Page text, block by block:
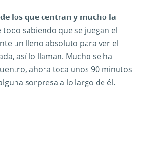
los que centran y mucho la
todo sabiendo que se juegan el
un lleno absoluto para ver el
así lo llaman. Mucho se ha
ahora toca unos 90 minutos
sorpresa a lo largo de él.